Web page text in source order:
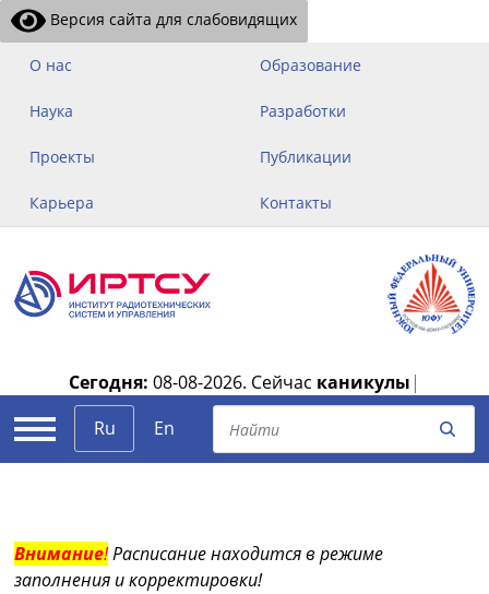
Версия сайта для слабовидящих
О нас Образование
Наука Разработки
Проекты Публикации
Карьера Контакты
Сегодня: 08-08-2026. Сейчас каникулы |
Ru
En
Внимание!Расписание находится в режиме
заполнения и корректировки!